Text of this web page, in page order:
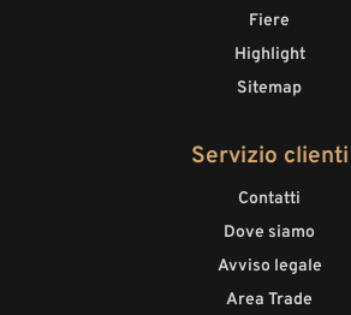
Fiere
Highlight
Sitemap
Servizio clienti
Contatti
Dove siamo
Avviso legale
Area Trade